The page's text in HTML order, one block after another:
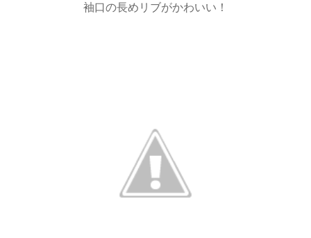
袖口の長めリブがかわいい！